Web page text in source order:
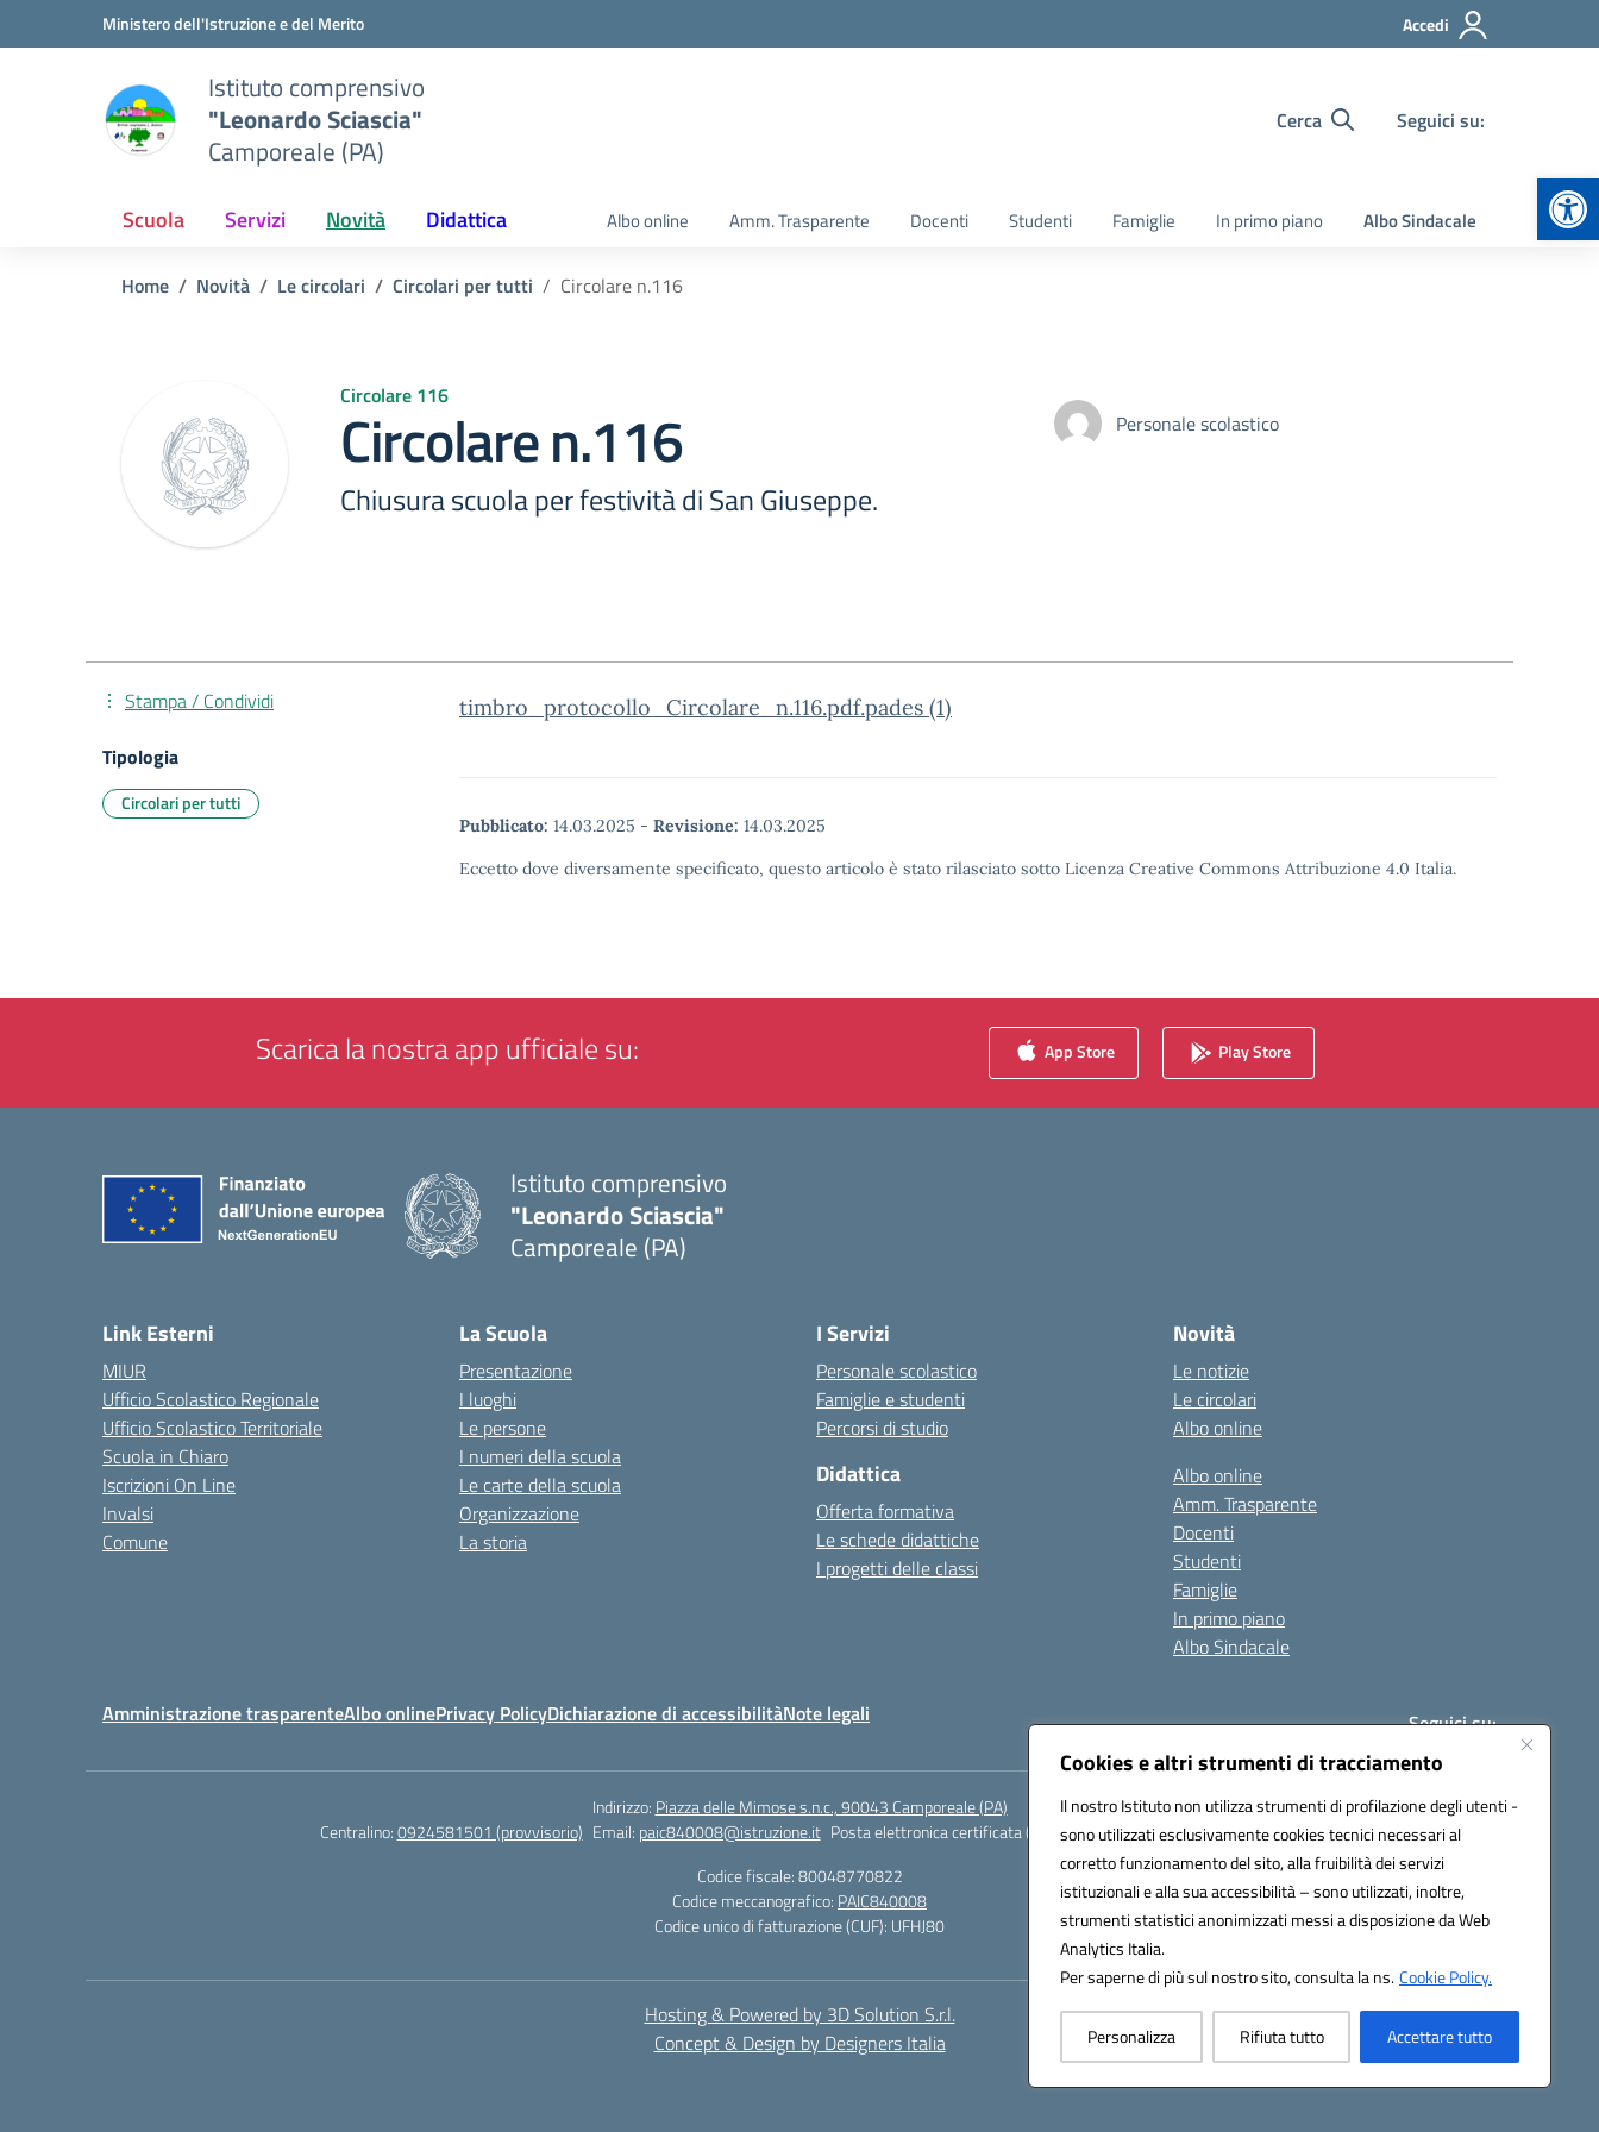
Cookies e altri strumenti di tracciamento
Il nostro Istituto non utilizza strumenti di profilazione degli utenti -
sono utilizzati esclusivamente cookies tecnici necessari al
corretto funzionamento del sito, alla fruibilità dei servizi
istituzionali e alla sua accessibilità – sono utilizzati, inoltre,
strumenti statistici anonimizzati messi a disposizione da Web
Analytics Italia.
Per saperne di più sul nostro sito, consulta la ns.Cookie Policy.
Personalizza Rifiuta tutto Accettare tutto
Vai ai contenuti
Vai al menu di navigazioneMinistero dell'Istruzione e del Merito Accedi
Istituto comprensivo
"Leonardo Sciascia"
Camporeale (PA)
Cerca Seguici su:
Scuola Servizi Novità Didattica Albo online Amm. Trasparente Docenti Studenti Famiglie In primo piano Albo Sindacale
Home Novità Le circolari Circolari per tutti Circolare n.116
Circolare 116
Circolare n.116
Chiusura scuola per festività di San Giuseppe.
Personale scolastico
timbro_protocollo_Circolare_n.116.pdf.pades (1)
Pubblicato: 14.03.2025 - Revisione: 14.03.2025
Eccetto dove diversamente specificato, questo articolo è stato rilasciato sotto Licenza Creative Commons Attribuzione 4.0 Italia.
Stampa / Condividi
Tipologia
Circolari per tutti
Scarica la nostra app ufficiale su: App Store Play Store
Istituto comprensivo
"Leonardo Sciascia"
Camporeale (PA)
Link Esterni
MIUR
Ufficio Scolastico Regionale
Ufficio Scolastico Territoriale
Scuola in Chiaro
Iscrizioni On Line
Invalsi
Comune
La Scuola
Presentazione
I luoghi
Le persone
I numeri della scuola
Le carte della scuola
Organizzazione
La storia
I Servizi
Personale scolastico
Famiglie e studenti
Percorsi di studio
Didattica
Offerta formativa
Le schede didattiche
I progetti delle classi
Novità
Le notizie
Le circolari
Albo online
Albo online
Amm. Trasparente
Docenti
Studenti
Famiglie
In primo piano
Albo Sindacale
Amministrazione trasparenteAlbo onlinePrivacy PolicyDichiarazione di accessibilitàNote legali Seguici su:
Indirizzo: Piazza delle Mimose s.n.c., 90043 Camporeale (PA)
Centralino:0924581501 (provvisorio) Email: paic840008@istruzione.it Posta elettronica certificata (PEC):paic840008@pec.istruzione.it
Codice fiscale: 80048770822
Codice meccanografico: PAIC840008
Codice unico di fatturazione (CUF): UFHJ80
Hosting & Powered by 3D Solution S.r.l.
Concept & Design by Designers Italia